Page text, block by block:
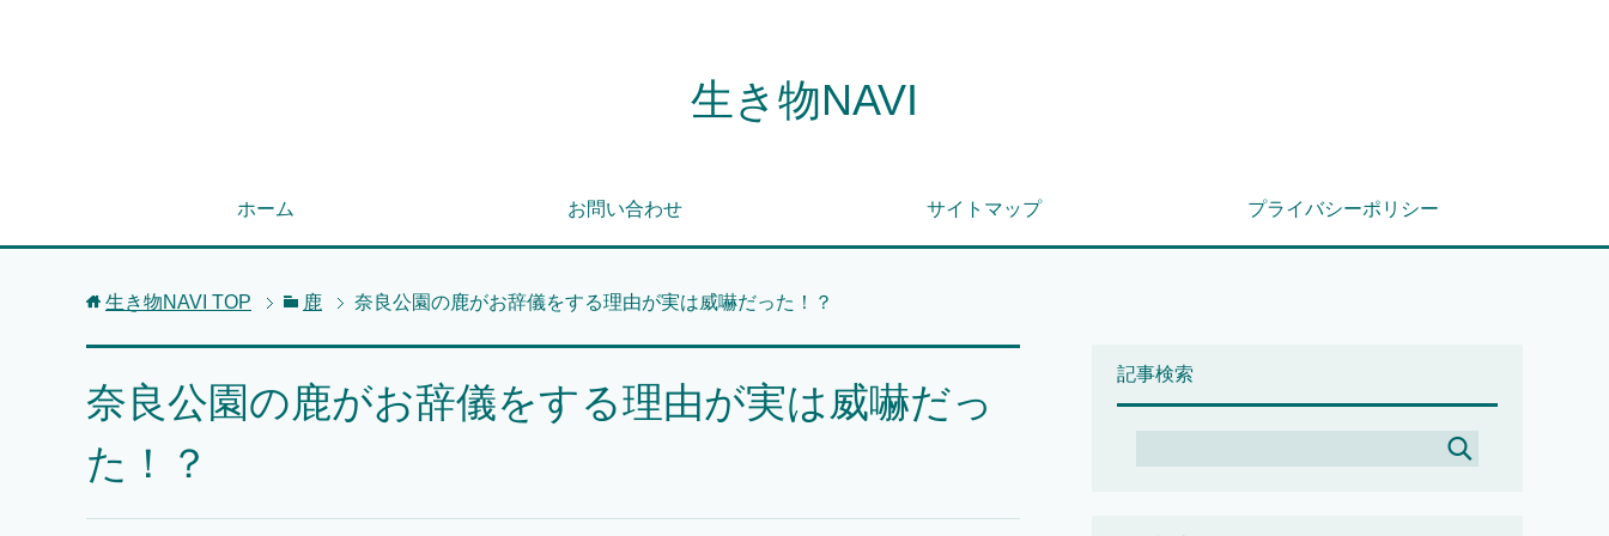
生き物NAVI
ホーム お問い合わせ サイトマップ プライバシーポリシー
生き物NAVI TOP 鹿 奈良公園の鹿がお辞儀をする理由が実は威嚇だった！？
奈良公園の鹿がお辞儀をする理由が実は威嚇だっ
た！？
記事検索